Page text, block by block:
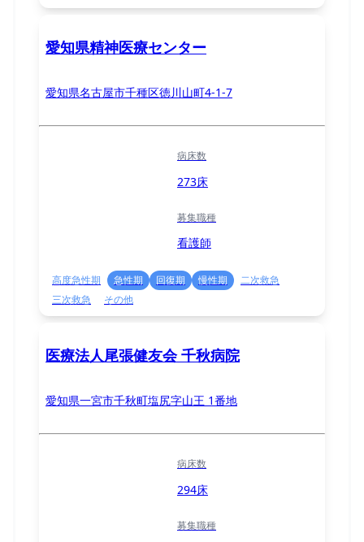
愛知県精神医療センター
愛知県名古屋市千種区徳川山町4-1-7
病床数
273床
募集職種
看護師
高度急性期 急性期 回復期 慢性期
二次救急
三次救急
その他
医療法人尾張健友会 千秋病院
愛知県一宮市千秋町塩尻字山王 1番地
病床数
294床
募集職種